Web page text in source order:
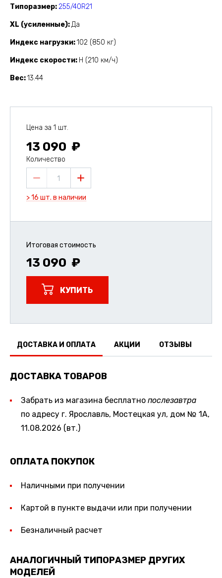
Типоразмер 255/40R21
XL (усиленные) Да
Индекс нагрузки 102 (850 кг)
Индекс скорости H (210 км/ч)
Вес 13.44
Цена за 1 шт.
13 090
Количество
1
> 16 шт. в наличии
Итоговая стоимость
13 090
КУПИТЬ
ДОСТАВКА И ОПЛАТА АКЦИИ ОТЗЫВЫ
ДОСТАВКА ТОВАРОВ
Забрать из магазина бесплатно послезавтра
по адресу г. Ярославль, Мостецкая ул, дом № 1А,
11.08.2026 (вт.)
ОПЛАТА ПОКУПОК
Наличными при получении
Картой в пункте выдачи или при получении
Безналичный расчет
АНАЛОГИЧНЫЙ ТИПОРАЗМЕР ДРУГИХ
МОДЕЛЕЙ